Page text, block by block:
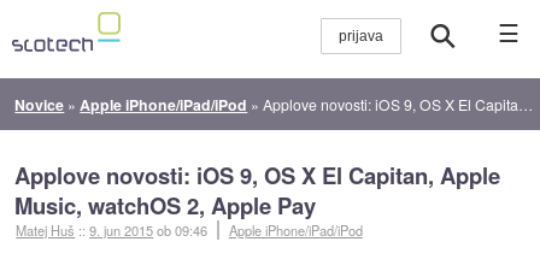
☰
Novice » Apple iPhone/iPad/iPod »Applove novosti: iOS 9, OS X El Capitan, Apple Music, watchOS 2, Apple Pay
Applove novosti: iOS 9, OS X El Capitan, Apple
Music, watchOS 2, Apple Pay
Matej Huš ::9. jun 2015ob 09:46 Apple iPhone/iPad/iPod